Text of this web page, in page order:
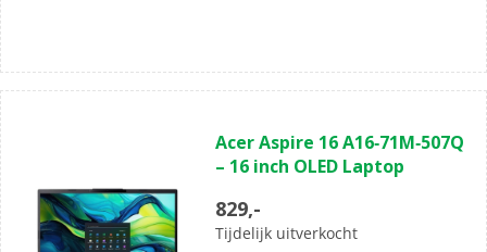
van
de
sterren.
Acer Aspire 16 A16‑71M‑507Q
– 16 inch OLED Laptop
829,-
Tijdelijk uitverkocht